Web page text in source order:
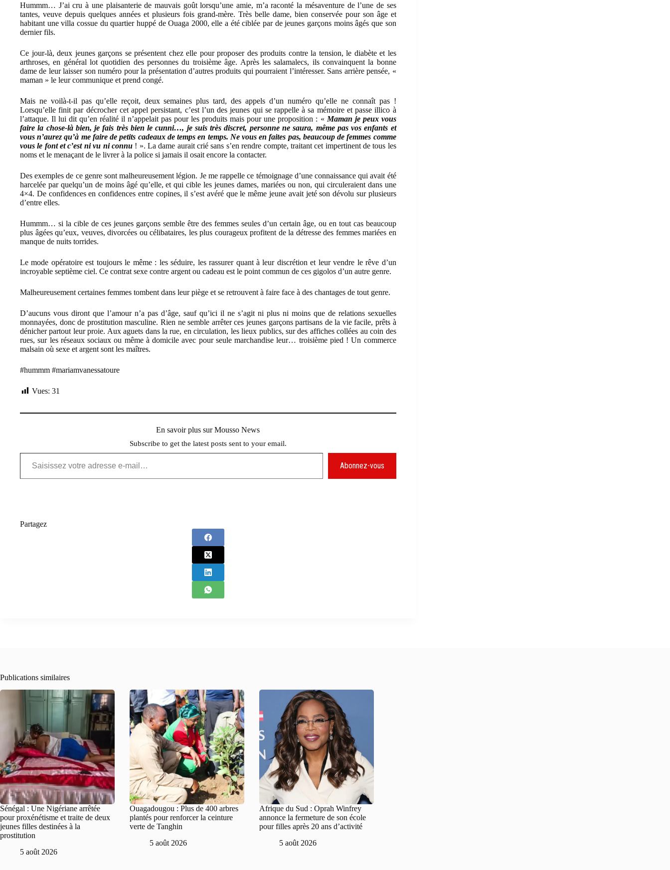
Hummm… J’ai cru à une plaisanterie de mauvais goût lorsqu’une amie, m’a raconté la mésaventure de l’une de ses
tantes, veuve depuis quelques années et plusieurs fois grand-mère. Très belle dame, bien conservée pour son âge et
habitant une villa cossue du quartier huppé de Ouaga 2000, elle a été ciblée par de jeunes garçons moins âgés que son
dernier fils.
Ce jour-là, deux jeunes garçons se présentent chez elle pour proposer des produits contre la tension, le diabète et les
arthroses, en général lot quotidien des personnes du troisième âge. Après les salamalecs, ils convainquent la bonne
dame de leur laisser son numéro pour la présentation d’autres produits qui pourraient l’intéresser. Sans arrière pensée, «
maman » le leur communique et prend congé.
Mais ne voilà-t-il pas qu’elle reçoit, deux semaines plus tard, des appels d’un numéro qu’elle ne connaît pas !
Lorsqu’elle finit par décrocher cet appel persistant, c’est l’un des jeunes qui se rappelle à sa mémoire et passe illico à
l’attaque. Il lui dit qu’en réalité il n’appelait pas pour les produits mais pour une proposition : « Maman je peux vous
faire la chose-là bien, je fais très bien le cunni…, je suis très discret, personne ne saura, même pas vos enfants et
vous n’aurez qu’à me faire de petits cadeaux de temps en temps. Ne vous en faites pas, beaucoup de femmes comme
vous le font et c’est ni vu ni connu ! ». La dame aurait crié sans s’en rendre compte, traitant cet impertinent de tous les
noms et le menaçant de le livrer à la police si jamais il osait encore la contacter.
Des exemples de ce genre sont malheureusement légion. Je me rappelle ce témoignage d’une connaissance qui avait été
harcelée par quelqu’un de moins âgé qu’elle, et qui cible les jeunes dames, mariées ou non, qui circuleraient dans une
4×4. De confidences en confidences entre copines, il s’est avéré que le même jeune avait jeté son dévolu sur plusieurs
d’entre elles.
Hummm… si la cible de ces jeunes garçons semble être des femmes seules d’un certain âge, ou en tout cas beaucoup
plus âgées qu’eux, veuves, divorcées ou célibataires, les plus courageux profitent de la détresse des femmes mariées en
manque de nuits torrides.
Le mode opératoire est toujours le même : les séduire, les rassurer quant à leur discrétion et leur vendre le rêve d’un
incroyable septième ciel. Ce contrat sexe contre argent ou cadeau est le point commun de ces gigolos d’un autre genre.
Malheureusement certaines femmes tombent dans leur piège et se retrouvent à faire face à des chantages de tout genre.
D’aucuns vous diront que l’amour n’a pas d’âge, sauf qu’ici il ne s’agit ni plus ni moins que de relations sexuelles
monnayées, donc de prostitution masculine. Rien ne semble arrêter ces jeunes garçons partisans de la vie facile, prêts à
dénicher partout leur proie. Aux aguets dans la rue, en circulation, les lieux publics, sur des affiches collées au coin des
rues, sur les réseaux sociaux ou même à domicile avec pour seule marchandise leur… troisième pied ! Un commerce
malsain où sexe et argent sont les maîtres.
#hummm #mariamvanessatoure
Vues: 31
En savoir plus sur Mousso News
Subscribe to get the latest posts sent to your email.
Saisissez votre adresse e-mail…
Abonnez-vous
Partagez
Publications similaires
Sénégal : Une Nigériane arrêtée
pour proxénétisme et traite de deux
jeunes filles destinées à la
prostitution
5 août 2026
Ouagadougou : Plus de 400 arbres
plantés pour renforcer la ceinture
verte de Tanghin
5 août 2026
Afrique du Sud : Oprah Winfrey
annonce la fermeture de son école
pour filles après 20 ans d’activité
5 août 2026